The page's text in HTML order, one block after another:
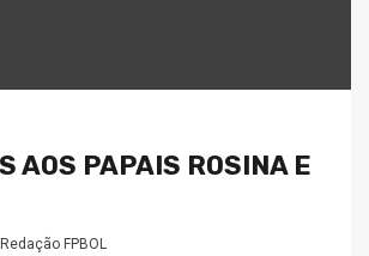
AOS PAPAIS ROSINA E
Redação FPBOL